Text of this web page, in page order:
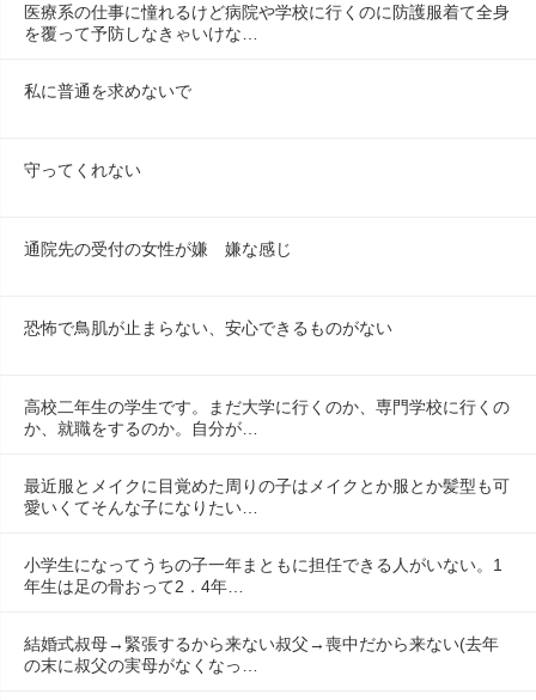
医療系の仕事に憧れるけど病院や学校に行くのに防護服着て全身
を覆って予防しなきゃいけな…
私に普通を求めないで
守ってくれない
通院先の受付の女性が嫌　嫌な感じ
恐怖で鳥肌が止まらない、安心できるものがない
高校二年生の学生です。まだ大学に行くのか、専門学校に行くの
か、就職をするのか。自分が…
最近服とメイクに目覚めた周りの子はメイクとか服とか髪型も可
愛いくてそんな子になりたい…
小学生になってうちの子一年まともに担任できる人がいない。1
年生は足の骨おって2．4年…
結婚式叔母→緊張するから来ない叔父→喪中だから来ない(去年
の末に叔父の実母がなくなっ…